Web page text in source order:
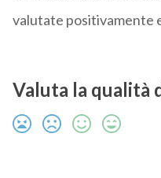
valutate positivamente
Valuta la qualità